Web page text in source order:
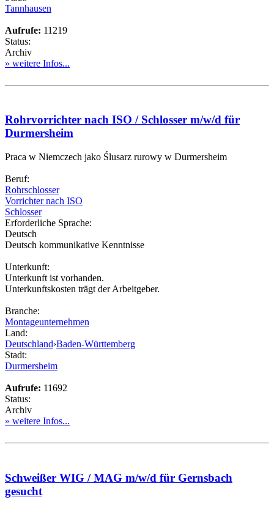
Tannhausen
Aufrufe: 11219
Status:
Archiv
» weitere Infos...
Rohrvorrichter nach ISO / Schlosser m/w/d für
Durmersheim
Praca w Niemczech jako Ślusarz rurowy w Durmersheim
Beruf:
Rohrschlosser
Vorrichter nach ISO
Schlosser
Erforderliche Sprache:
Deutsch
Deutsch kommunikative Kenntnisse
Unterkunft:
Unterkunft ist vorhanden.
Unterkunftskosten trägt der Arbeitgeber.
Branche:
Montageunternehmen
Land:
Deutschland›Baden-Württemberg
Stadt:
Durmersheim
Aufrufe: 11692
Status:
Archiv
» weitere Infos...
Schweißer WIG / MAG m/w/d für Gernsbach
gesucht